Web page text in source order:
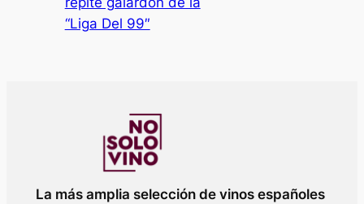
“Liga Del 99″
La más amplia selección de vinos españoles